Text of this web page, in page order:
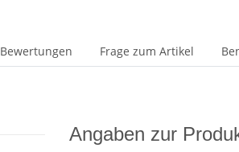
Bewertungen Frage zum Artikel
Angaben zur